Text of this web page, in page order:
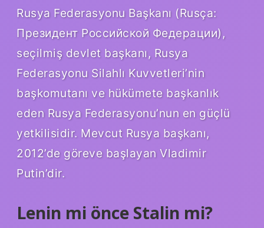
Rusya Federasyonu Başkanı (Rusça:
Президент Российской Федерации),
seçilmiş devlet başkanı, Rusya
Federasyonu Silahlı Kuvvetleri’nin
başkomutanı ve hükümete başkanlık
eden Rusya Federasyonu’nun en güçlü
yetkilisidir. Mevcut Rusya başkanı,
2012’de göreve başlayan Vladimir
Putin’dir.
Lenin mi önce Stalin mi?